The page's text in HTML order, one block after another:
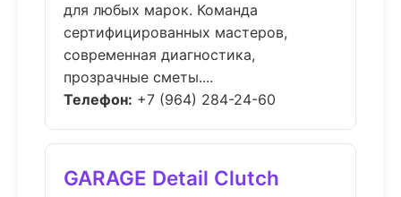
для любых марок. Команда
сертифицированных мастеров,
современная диагностика,
прозрачные сметы....
Телефон: +7 (964) 284-24-60
GARAGE Detail Clutch